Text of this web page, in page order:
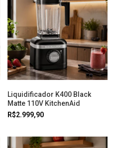
Liquidificador K400 Black
Matte 110V KitchenAid
R$2.999,90